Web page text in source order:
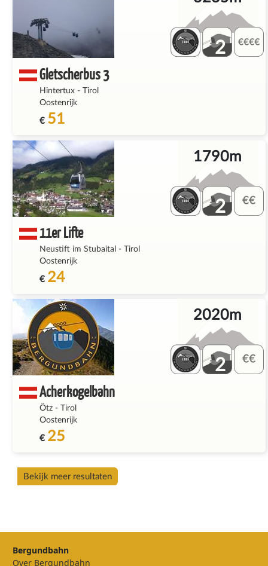
Gletscherbus 3
Hintertux- Tirol
Oostenrijk
€ 51
2
11er Lifte
Neustift im Stubaital -
Tirol
Oostenrijk
€ 24
1790m
2
Acherkogelbahn
Ötz- Tirol
Oostenrijk
€ 25
2020m
2
Bekijk meer resultaten
Bergundbahn
Over Bergundbahn